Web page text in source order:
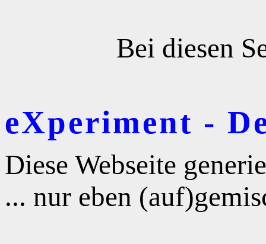
Bei diesen
eXperiment -
Diese Webseite
... nur eben